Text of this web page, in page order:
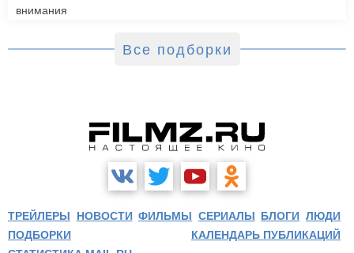
внимания
Все подборки
ТРЕЙЛЕРЫ НОВОСТИ ФИЛЬМЫ СЕРИАЛЫ БЛОГИ ЛЮДИ
ПОДБОРКИ
КАЛЕНДАРЬ ПУБЛИКАЦИЙ